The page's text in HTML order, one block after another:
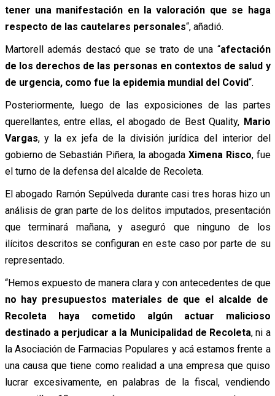
tener una manifestación en la valoración que se haga
respecto de las cautelares personales“, añadió.
Martorell además destacó que se trato de una “afectación
de los derechos de las personas en contextos de salud y
de urgencia, como fue la epidemia mundial del Covid“.
Posteriormente, luego de las exposiciones de las partes
querellantes, entre ellas, el abogado de Best Quality, Mario
Vargas, y la ex jefa de la división jurídica del interior del
gobierno de Sebastián Piñera, la abogada Ximena Risco, fue
el turno de la defensa del alcalde de Recoleta.
El abogado Ramón Sepúlveda durante casi tres horas hizo un
análisis de gran parte de los delitos imputados, presentación
que terminará mañana, y aseguró que ninguno de los
ilícitos descritos se configuran en este caso por parte de su
representado.
“Hemos expuesto de manera clara y con antecedentes de que
no hay presupuestos materiales de que el alcalde de
Recoleta haya cometido algún actuar malicioso
destinado a perjudicar a la Municipalidad de Recoleta, ni a
la Asociación de Farmacias Populares y acá estamos frente a
una causa que tiene como realidad a una empresa que quiso
lucrar excesivamente, en palabras de la fiscal, vendiendo